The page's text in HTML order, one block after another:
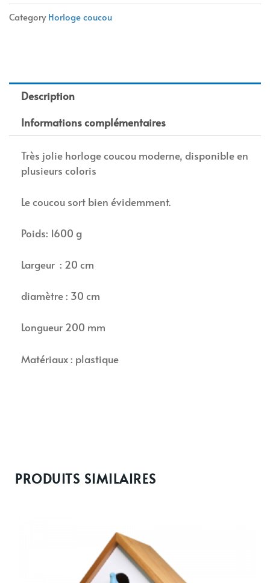
Category Horloge coucou
Description
Informations complémentaires
Très jolie horloge coucou moderne, disponible en
plusieurs coloris
Le coucou sort bien évidemment.
Poids: 1600 g
Largeur : 20 cm
diamètre : 30 cm
Longueur 200 mm
Matériaux : plastique
PRODUITS SIMILAIRES